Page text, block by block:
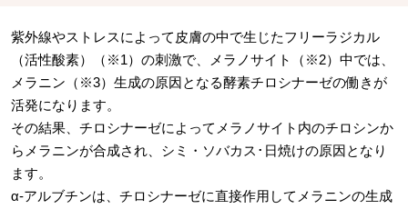
紫外線やストレスによって皮膚の中で生じたフリーラジカル
（活性酸素）（※1）の刺激で、メラノサイト（※2）中では、
メラニン（※3）生成の原因となる酵素チロシナーゼの働きが
活発になります。
その結果、チロシナーゼによってメラノサイト内のチロシンか
らメラニンが合成され、シミ・ソバカス･日焼けの原因となり
ます。
α-アルブチンは、チロシナーゼに直接作用してメラニンの生成